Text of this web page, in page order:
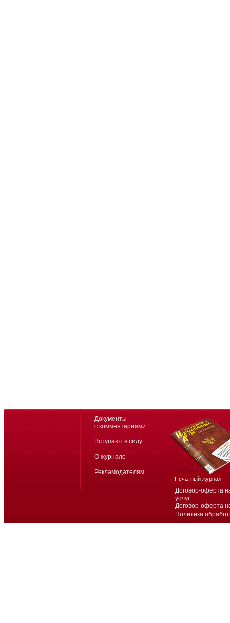
Договор-оферта
услуг
Договор-оферта
Политика
Документы
с комментариями
Вступают в силу
О журнале
Рекламодателям
Печатный журнал